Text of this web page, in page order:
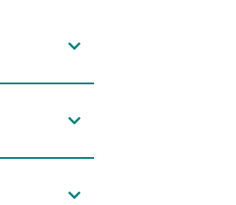
Noro- oder
dort,
von